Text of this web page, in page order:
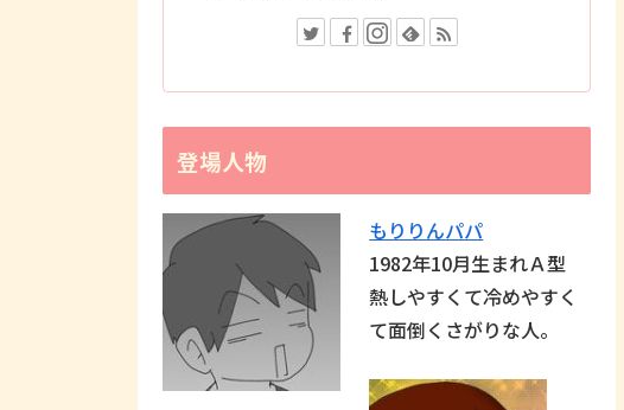
登場人物
もりりんパパ
1982年10月生まれＡ型
熱しやすくて冷めやすく
て面倒くさがりな人。